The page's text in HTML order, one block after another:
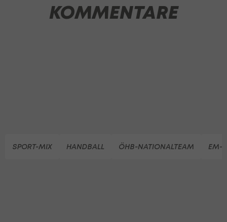
KOMMENTARE
SPORT-MIX HANDBALL ÖHB-NATIONALTEAM EM-